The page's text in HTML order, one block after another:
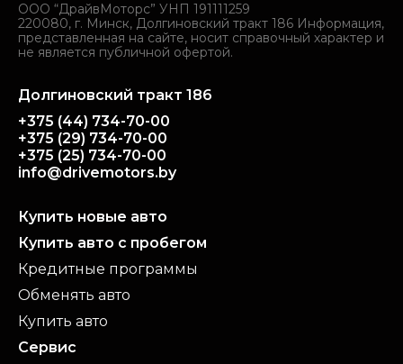
ООО “ДрайвМоторс” УНП 191111259
220080, г. Минск, Долгиновский тракт 186 Информация,
представленная на сайте, носит справочный характер и
не является публичной офертой.
Долгиновский тракт 186
+375 (44) 734-70-00
+375 (29) 734-70-00
+375 (25) 734-70-00
info@drivemotors.by
Купить новые авто
Купить авто с пробегом
Кредитные программы
Обменять авто
Купить авто
Сервис